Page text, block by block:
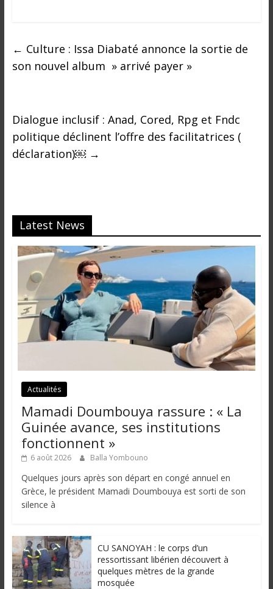
← Culture : Issa Diabaté annonce la sortie de
son nouvel album » arrivé payer »
Dialogue inclusif : Anad, Cored, Rpg et Fndc
politique déclinent l’offre des facilitatrices (
déclaration)￼ →
Latest News
Actualités
Mamadi Doumbouya rassure : « La
Guinée avance, ses institutions
fonctionnent »
6 août 2026 Balla Yombouno
Quelques jours après son départ en congé annuel en
Grèce, le président Mamadi Doumbouya est sorti de son
silence à
CU SANOYAH : le corps d’un
ressortissant libérien découvert à
quelques mètres de la grande
mosquée